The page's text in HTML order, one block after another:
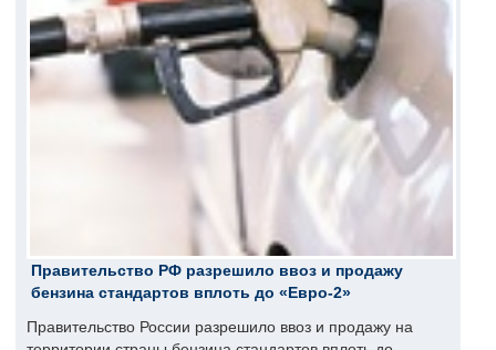
Правительство РФ разрешило ввоз и продажу
бензина стандартов вплоть до «Евро-2»
Правительство России разрешило ввоз и продажу на